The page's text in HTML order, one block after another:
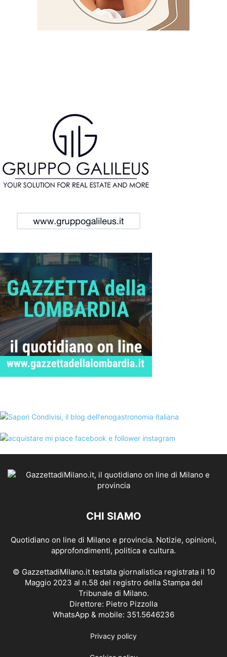
CHI SIAMO
Quotidiano on line di Milano e provincia. Notizie, opinioni,
approfondimenti, politica e cultura.
© GazzettadiMilano.it testata giornalistica registrata il 10
Maggio 2023 al n.58 del registro della Stampa del
Tribunale di Milano.
Direttore: Pietro Pizzolla
WhatsApp & mobile: 351.5646236
Privacy policy